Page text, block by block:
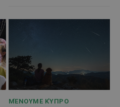
ΜΈΝΟΥΜΕ ΚΎΠΡΟ